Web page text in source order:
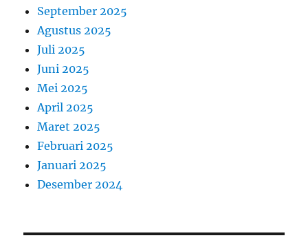
September 2025
Agustus 2025
Juli 2025
Juni 2025
Mei 2025
April 2025
Maret 2025
Februari 2025
Januari 2025
Desember 2024